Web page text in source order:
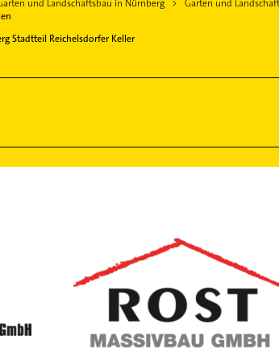
und Landschaftsbau in Nürnberg
Garten und
Stadtteil Reichelsdorfer Keller